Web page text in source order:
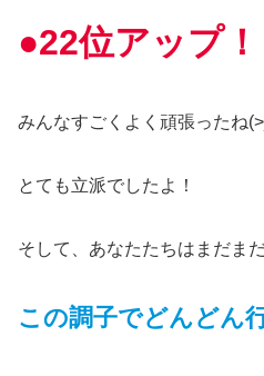
●22位アップ！
みんなすごくよく頑張ったね
とても立派でしたよ！
そして、あなたたちはまだま
この調子でどんどん